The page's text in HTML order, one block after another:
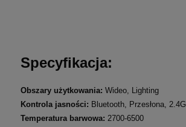
Specyfikacja:
Obszary użytkowania: Wideo, Lighting
Kontrola jasności: Bluetooth, Przesłona, 2.4G
Temperatura barwowa: 2700-6500